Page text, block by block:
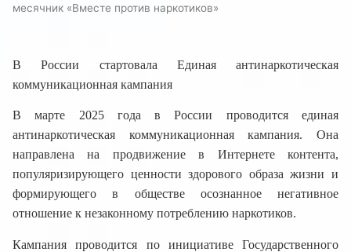
месячник «Вместе против наркотиков»
В России стартовала Единая антинаркотическая
коммуникационная кампания
В марте 2025 года в России проводится единая
антинаркотическая коммуникационная кампания. Она
направлена на продвижение в Интернете контента,
популяризирующего ценности здорового образа жизни и
формирующего в обществе осознанное негативное
отношение к незаконному потреблению наркотиков.
Кампания проводится по инициативе Государственного